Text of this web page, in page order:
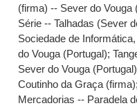
(firma) -- Sever do Vouga
Série -- Talhadas (Sever
Sociedade de
do Vouga (Portugal);
Sever do Vouga
Coutinho da Graça (firma);
Mercadorias -- Paradela